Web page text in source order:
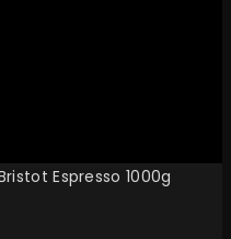
Espresso 1000g